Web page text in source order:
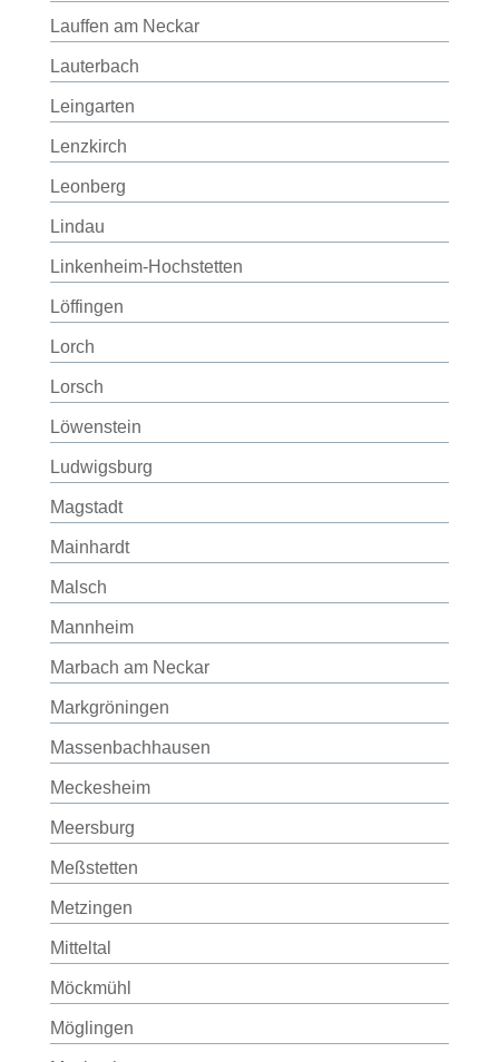
Lauffen am Neckar
Lauterbach
Leingarten
Lenzkirch
Leonberg
Lindau
Linkenheim-Hochstetten
Löffingen
Lorch
Lorsch
Löwenstein
Ludwigsburg
Magstadt
Mainhardt
Malsch
Mannheim
Marbach am Neckar
Markgröningen
Massenbachhausen
Meckesheim
Meersburg
Meßstetten
Metzingen
Mitteltal
Möckmühl
Möglingen